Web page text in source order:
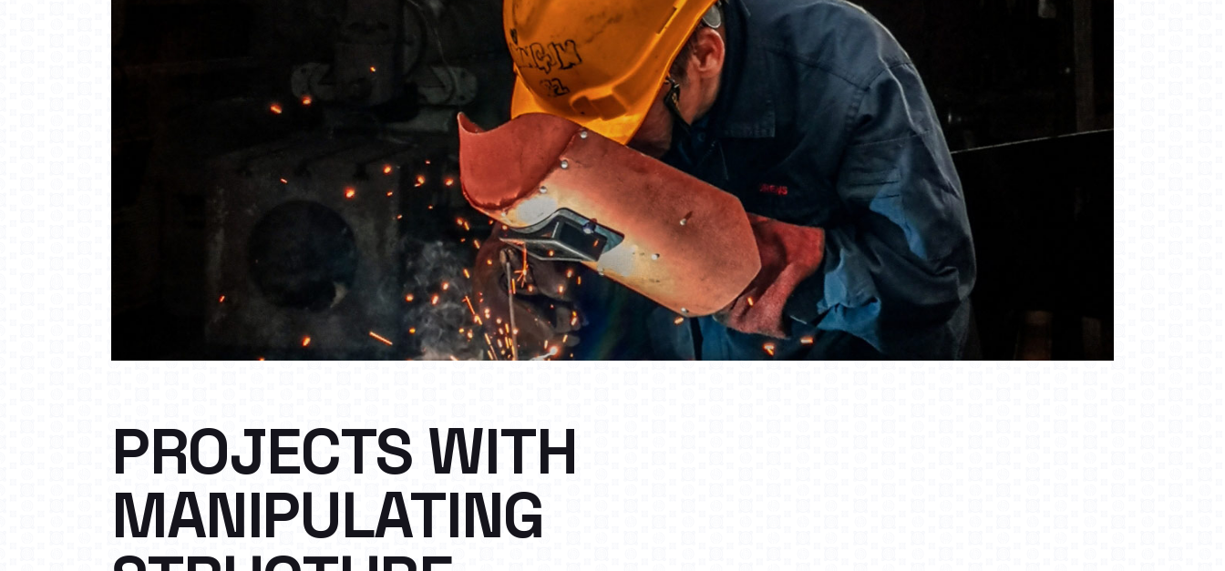
PROJECTS WITH
MANIPULATING